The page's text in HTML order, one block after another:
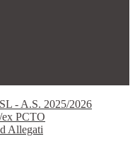
- A.S. 2025/2026
PCTO
Allegati